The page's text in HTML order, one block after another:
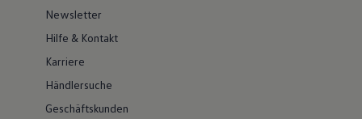
Newsletter
Hilfe & Kontakt
Karriere
Händlersuche
Geschäftskunden